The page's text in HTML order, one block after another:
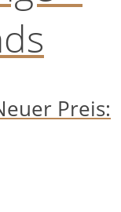
Preis: